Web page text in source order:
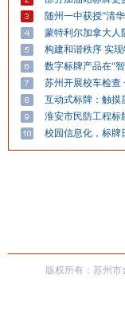
随州一中获授“清
蒙特利尔加拿大人
构建和谐秩序 实
数字标牌产品在“
苏州开展校车检查
互动式标牌：触摸
淮安市民防工程标
校园信息化，标牌
版权所有：苏州